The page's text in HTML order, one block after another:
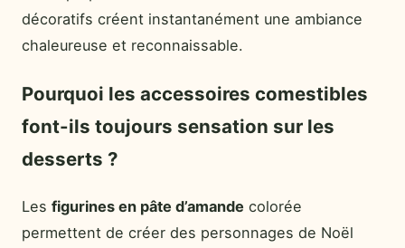
décoratifs créent instantanément une ambiance
chaleureuse et reconnaissable.
Pourquoi les accessoires comestibles
font-ils toujours sensation sur les
desserts ?
Les figurines en pâte d’amande colorée
permettent de créer des personnages de Noël